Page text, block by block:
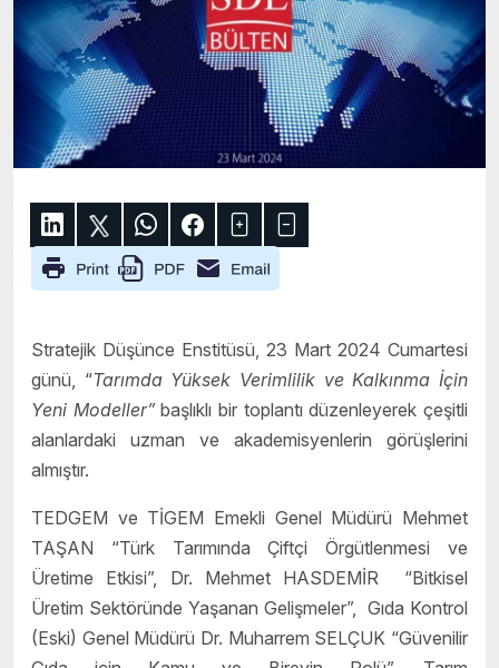
Stratejik Düşünce Enstitüsü, 23 Mart 2024 Cumartesi
günü, “Tarımda Yüksek Verimlilik ve Kalkınma İçin
Yeni Modeller”başlıklı bir toplantı düzenleyerek çeşitli
alanlardaki uzman ve akademisyenlerin görüşlerini
almıştır.
TEDGEM ve TİGEM Emekli Genel Müdürü Mehmet
TAŞAN “Türk Tarımında Çiftçi Örgütlenmesi ve
Üretime Etkisi”, Dr. Mehmet HASDEMİR “Bitkisel
Üretim Sektöründe Yaşanan Gelişmeler”, Gıda Kontrol
(Eski) Genel Müdürü Dr. Muharrem SELÇUK “Güvenilir